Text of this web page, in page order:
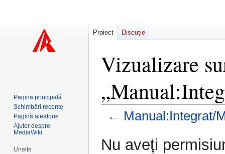
Vizualizare
← Manual:Integrat/
lalaNu aveți
Proiect Discuție
Pagina principală
Schimbări recente
Pagină aleatorie
Ajutor despre
MediaWiki
Unelte